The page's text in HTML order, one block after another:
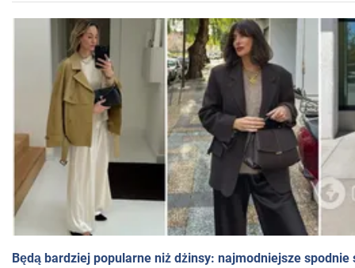
Będą bardziej popularne niż dżinsy: najmodniejsze spodnie